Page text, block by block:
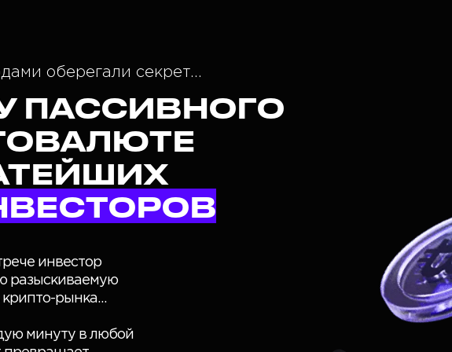
ПАССИВНОГО
оберегали секрет...
инвестор
разыскиваемую
крипто-рынка…
минуту в любой